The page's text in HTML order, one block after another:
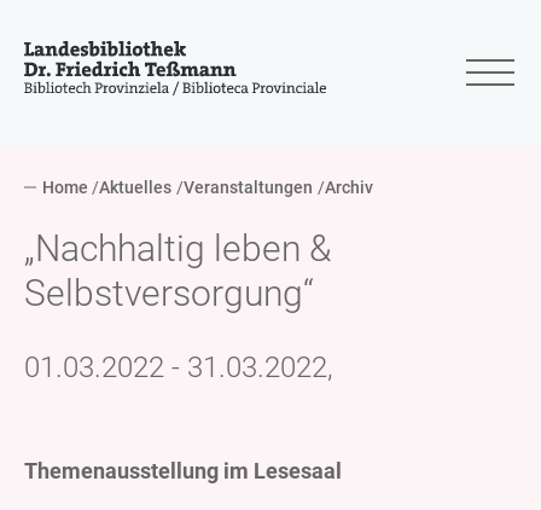
Home Aktuelles Veranstaltungen Archiv
„Nachhaltig leben &
Selbstversorgung“
01.03.2022 - 31.03.2022,
Themenausstellung im Lesesaal